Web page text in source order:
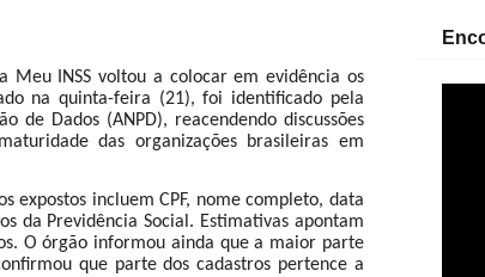
Meu INSS voltou a colocar em evidência os
na quinta-feira (21), foi identificado pela
de Dados (ANPD), reacendendo discussões
das organizações brasileiras em
expostos incluem CPF, nome completo, data
da Previdência Social. Estimativas apontam
O órgão informou ainda que a maior parte
que parte dos cadastros pertence a